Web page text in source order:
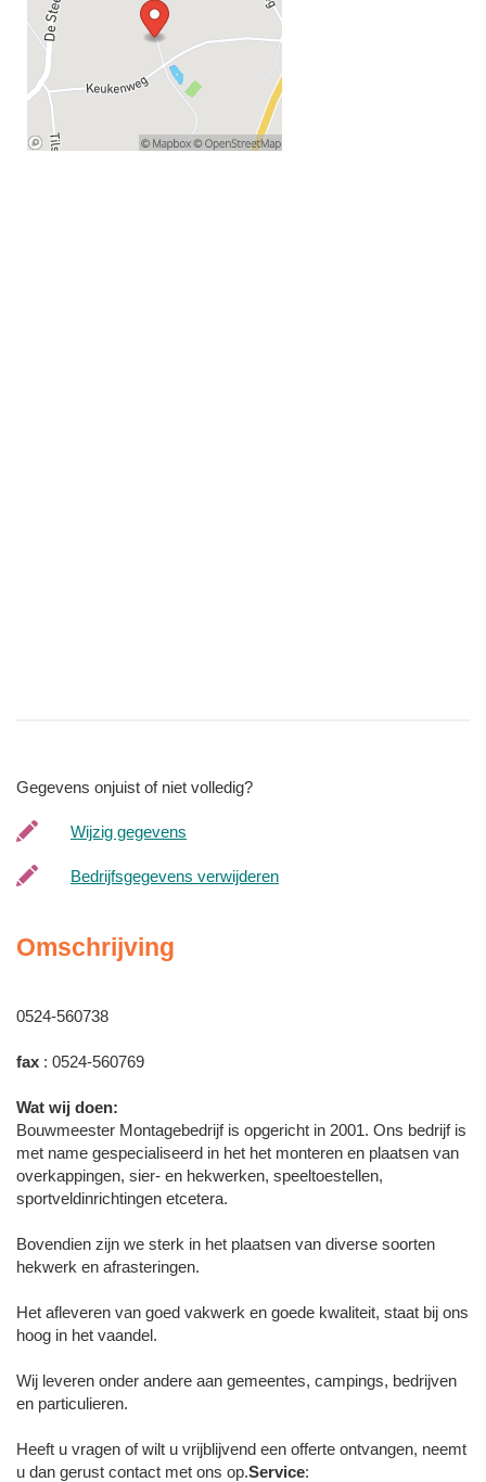
Gegevens onjuist of niet volledig?
Wijzig gegevens
Bedrijfsgegevens verwijderen
Omschrijving
0524-560738
fax : 0524-560769
Wat wij doen:
Bouwmeester Montagebedrijf is opgericht in 2001. Ons bedrijf is
met name gespecialiseerd in het het monteren en plaatsen van
overkappingen, sier- en hekwerken, speeltoestellen,
sportveldinrichtingen etcetera.
Bovendien zijn we sterk in het plaatsen van diverse soorten
hekwerk en afrasteringen.
Het afleveren van goed vakwerk en goede kwaliteit, staat bij ons
hoog in het vaandel.
Wij leveren onder andere aan gemeentes, campings, bedrijven
en particulieren.
Heeft u vragen of wilt u vrijblijvend een offerte ontvangen, neemt
u dan gerust contact met ons op.Service: